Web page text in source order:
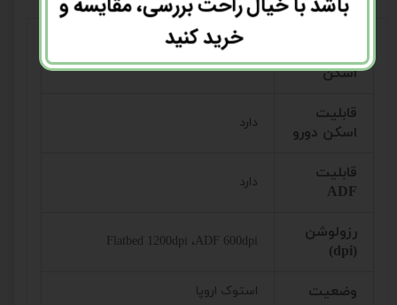
اسکن
CMOS CIS
قابلیت
اسکن دورو
دارد
قابلیت
ADF
دارد
رزولوشن
(dpi)
Flatbed 1200dpi ،ADF 600dpi
وضعیت استوک اروپا
خرید کنید